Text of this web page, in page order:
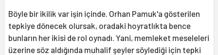
Böyle bir ikilik var işin içinde. Orhan Pamuk'a gösterilen
tepkiye dönecek olursak, oradaki hoyratlıkta bence
bunların her ikisi de rol oynadı. Yani, memleket meseleleri
üzerine söz aldığında muhalif şeyler söylediği için tepki